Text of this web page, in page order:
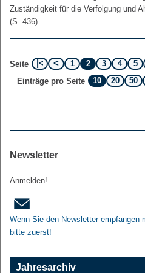
Zuständigkeit für die Verfolgung und
(S. 436)
Seite 1 2 3 4
5
Einträge pro Seite
10 20 50
Newsletter
Anmelden!
Wenn Sie den Newsletter empfangen
bitte zuerst!
Jahresarchiv